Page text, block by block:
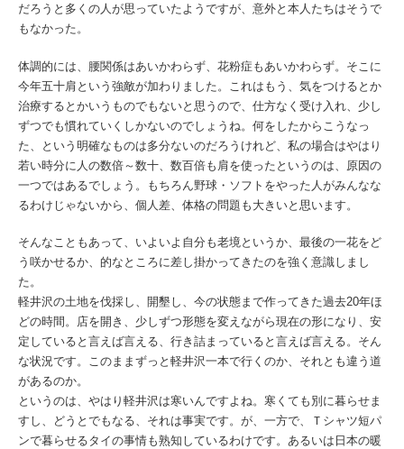
だろうと多くの人が思っていたようですが、意外と本人たちはそうで
もなかった。
体調的には、腰関係はあいかわらず、花粉症もあいかわらず。そこに
今年五十肩という強敵が加わりました。これはもう、気をつけるとか
治療するとかいうものでもないと思うので、仕方なく受け入れ、少し
ずつでも慣れていくしかないのでしょうね。何をしたからこうなっ
た、という明確なものは多分ないのだろうけれど、私の場合はやはり
若い時分に人の数倍～数十、数百倍も肩を使ったというのは、原因の
一つではあるでしょう。もちろん野球・ソフトをやった人がみんなな
るわけじゃないから、個人差、体格の問題も大きいと思います。
そんなこともあって、いよいよ自分も老境というか、最後の一花をど
う咲かせるか、的なところに差し掛かってきたのを強く意識しまし
た。
軽井沢の土地を伐採し、開墾し、今の状態まで作ってきた過去20年ほ
どの時間。店を開き、少しずつ形態を変えながら現在の形になり、安
定していると言えば言える、行き詰まっていると言えば言える。そん
な状況です。このままずっと軽井沢一本で行くのか、それとも違う道
があるのか。
というのは、やはり軽井沢は寒いんですよね。寒くても別に暮らせま
すし、どうとでもなる、それは事実です。が、一方で、Ｔシャツ短パ
ンで暮らせるタイの事情も熟知しているわけです。あるいは日本の暖